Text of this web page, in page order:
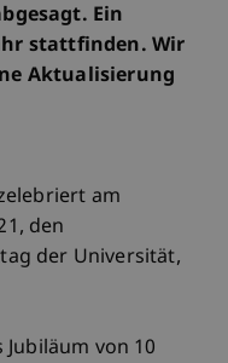
Ein
stattfinden. Wir
Aktualisierung
am
den
der Universität,
von 10